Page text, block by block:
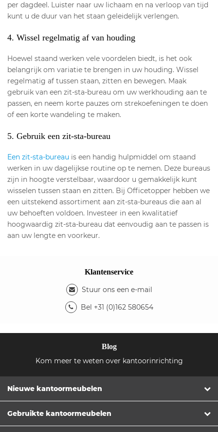
per dagdeel. Luister naar uw lichaam en na verloop van tijd
kunt u de duur van het staan geleidelijk verlengen.
4. Wissel regelmatig af van houding
Hoewel staand werken vele voordelen biedt, is het ook
belangrijk om variatie te brengen in uw houding. Wissel
regelmatig af tussen staan, zitten en bewegen. Maak
gebruik van een zit-sta-bureau om uw werkhouding aan te
passen, en neem korte pauzes om strekoefeningen te doen
of een korte wandeling te maken.
5. Gebruik een zit-sta-bureau
Een zit-sta-bureau is een handig hulpmiddel om staand
werken in uw dagelijkse routine op te nemen. Deze bureaus
zijn in hoogte verstelbaar, waardoor u gemakkelijk kunt
wisselen tussen staan en zitten. Bij Officetopper hebben we
een uitstekend assortiment aan zit-sta-bureaus die aan al
uw behoeften voldoen. Investeer in een kwalitatief
hoogwaardig zit-sta-bureau dat eenvoudig aan te passen is
aan uw lengte en voorkeur.
Klantenservice
Stuur ons een e-mail
Bel +31 (0)162 580654
Blog
Kom meer te weten over kantoorinrichting
Nieuwe kantoormeubelen
Gebruikte kantoormeubelen